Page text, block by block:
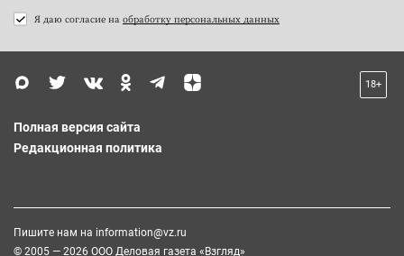
Я даю согласие на обработку персональных данных
18+
Полная версия сайта
Редакционная политика
Пишите нам на information@vz.ru
© 2005 — 2026 ООО Деловая газета «Взгляд»